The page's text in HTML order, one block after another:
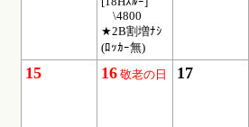
\4800
★2B割増ﾅｼ
(ﾛｯｶｰ無)
15 16 敬老の日 17